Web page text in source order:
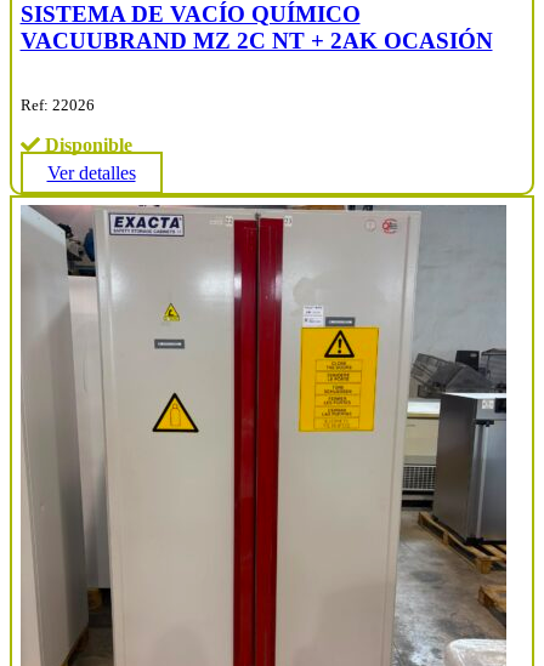
SISTEMA DE VACÍO QUÍMICO
VACUUBRAND MZ 2C NT + 2AK OCASIÓN
Ref: 22026
Disponible
Ver detalles